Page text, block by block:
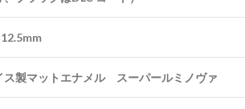
ス製マットエナメル スーパールミノヴァ